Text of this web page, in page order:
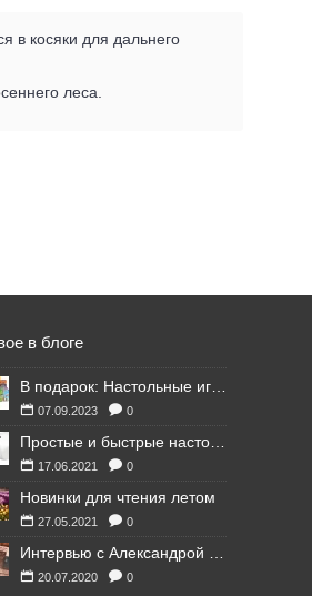
в косяки для дальнего
леса.
в блоге
07.09.2023 0
17.06.2021 0
Новинки для чтения летом
27.05.2021 0
20.07.2020 0